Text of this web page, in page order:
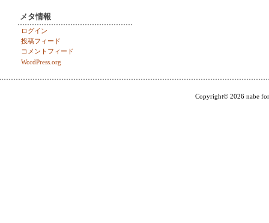
メタ情報
ログイン
投稿フィード
コメントフィード
WordPress.org
Copyright© 2026 nabe